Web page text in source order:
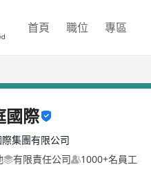
首頁 職位 專區
國際
集團有限公司
有限責任公司 1000+名員工